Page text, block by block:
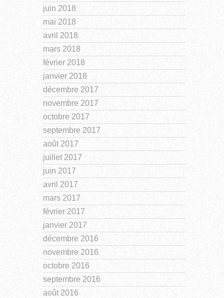
juin 2018
mai 2018
avril 2018
mars 2018
février 2018
janvier 2018
décembre 2017
novembre 2017
octobre 2017
septembre 2017
août 2017
juillet 2017
juin 2017
avril 2017
mars 2017
février 2017
janvier 2017
décembre 2016
novembre 2016
octobre 2016
septembre 2016
août 2016